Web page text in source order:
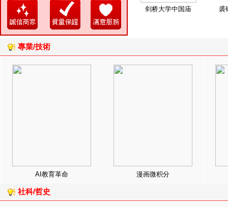
剑桥大学中国庙 裘
專業/技術
AI教育革命 漫画微积分
社科/哲史